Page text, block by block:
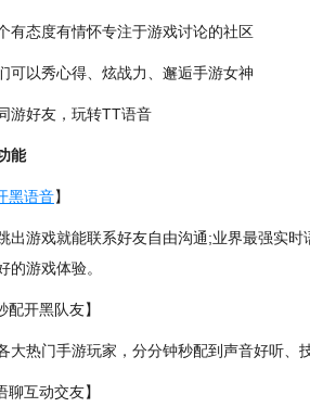
态度有情怀专注于游戏讨论的社区
以秀心得、炫战力、邂逅手游女神
好友，玩转TT语音
能
黑语音】
游戏就能联系好友自由沟通;业界最强实时
的游戏体验。
开黑队友】
热门手游玩家，分分钟秒配到声音好听、
互动交友】